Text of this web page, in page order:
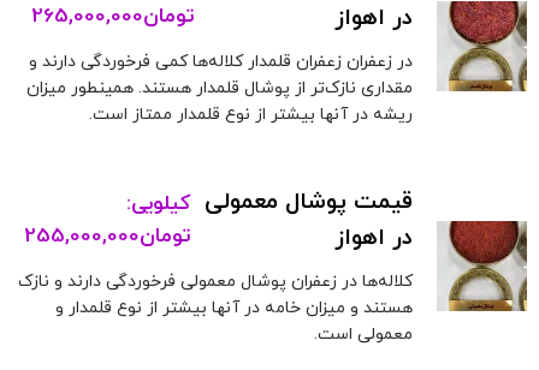
در اهواز
تومان265,000,000
در زعفران زعفران قلمدار کلاله‌ها کمی فرخوردگی دارند و
مقداری نازک‌تر از پوشال قلمدار هستند. همینطور میزان
ریشه در آنها بیشتر از نوع قلمدار ممتاز است.
قیمت پوشال معمولی
در اهواز
کیلویی:
تومان255,000,000
کلاله‌ها در زعفران پوشال معمولی فرخوردگی دارند و نازک
هستند و میزان خامه در آنها بیشتر از نوع قلمدار و
معمولی است.